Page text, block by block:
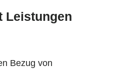
Leistungen
Bezug von